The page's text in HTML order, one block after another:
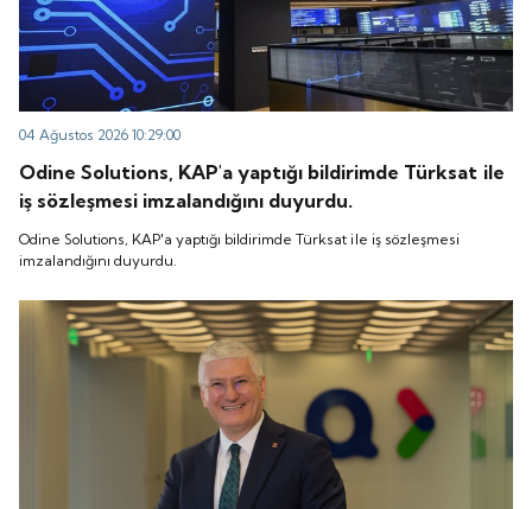
04 Ağustos 2026 10:29:00
Odine Solutions, KAP'a yaptığı bildirimde Türksat ile
iş sözleşmesi imzalandığını duyurdu.
Odine Solutions, KAP'a yaptığı bildirimde Türksat ile iş sözleşmesi
imzalandığını duyurdu.